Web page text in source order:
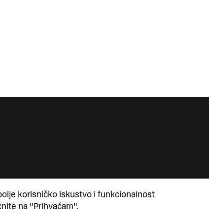
korisničko iskustvo i funkcionalnost
na "Prihvaćam".